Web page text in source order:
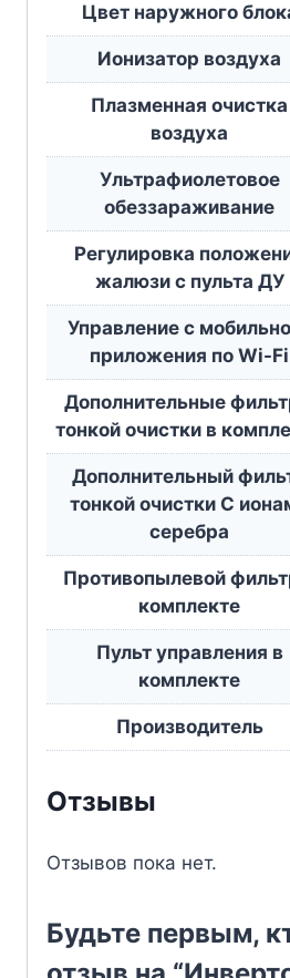
Цвет наружного
Ионизатор воздуха
Плазменная очистка
воздуха
Ультрафиолетовое
обеззараживание
Регулировка
жалюзи с пульта ДУ
Управление c
приложения по Wi-Fi
Дополнительные
тонкой очистки в
Дополнительный
тонкой очистки С
серебра
Противопылевой
комплекте
Пульт управления в
комплекте
Производитель
Отзывы
Отзывов пока нет.
Будьте первым,